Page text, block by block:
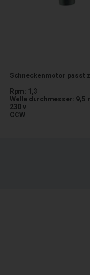
Schneckenmotor passt
Rpm: 1,3
Welle durchmesser: 9,5
230 v
CCW